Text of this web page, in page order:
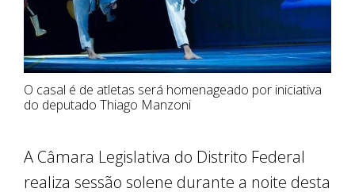
O casal é de atletas será homenageado por iniciativa
do deputado Thiago Manzoni
A Câmara Legislativa do Distrito Federal
realiza sessão solene durante a noite desta